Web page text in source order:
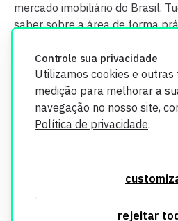
Controle sua privacidade
Utilizamos cookies e outras
medição para melhorar a
navegação no nosso site,
Política de privacidade.
rejeitar
mercado imobiliário do Brasil.
saber sobre a área de forma
segurança. Todos os dados
utilizados exclusivamente para fins
informações, consulte nossa Política